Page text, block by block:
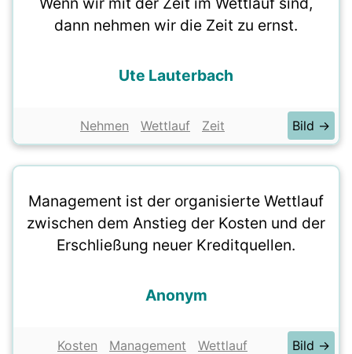
dann nehmen wir die Zeit zu ernst.
Ute Lauterbach
Nehmen Wettlauf Zeit Bild →
Management ist der organisierte Wettlauf
zwischen dem Anstieg der Kosten und der
Erschließung neuer Kreditquellen.
Anonym
Kosten Management Wettlauf Bild →